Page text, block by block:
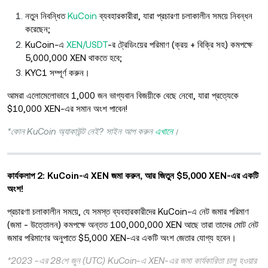
নতুন নিবন্ধিতKuCoin ব্যবহারকারীরা, যারা প্রচারণা চলাকালীন সময়ে নিবন্ধন
করেছেন;
KuCoin-এ XEN/USDT-র ট্রেডিংয়ের পরিমাণ (ক্রয় + বিক্রি সহ) কমপক্ষে
5,000,000 XEN থাকতে হবে;
KYC1 সম্পূর্ণ করুন।
আমরা এলোমেলোভাবে 1,000 জন ভাগ্যবান বিজয়ীকে বেছে নেবো, যারা প্রত্যেকে
$10,000 XEN-এর সমান অংশ পাবেন!
*কোন KuCoin অ্যাকাউন্ট নেই? সাইন আপ করুনএখানে।
কার্যকলাপ 2: KuCoin-এ XEN জমা করুন, আর জিতুন $5,000 XEN-এর একটি
অংশ!
প্রচারণা চলাকালীন সময়ে, যে সমস্ত ব্যবহারকারীদের KuCoin-এ নেট জমার পরিমাণ
(জমা - উত্তোলন) কমপক্ষে অন্তত 100,000,000 XEN আছে তারা তাদের মোট নেট
জমার পরিমাণের অনুপাতে $5,000 XEN-এর একটি অংশ জেতার যোগ্য হবেন।
*2023 -এর 28শে জুন (UTC) KuCoin-এ XEN-এর জমা কার্যকারিতা চালু হওয়ার